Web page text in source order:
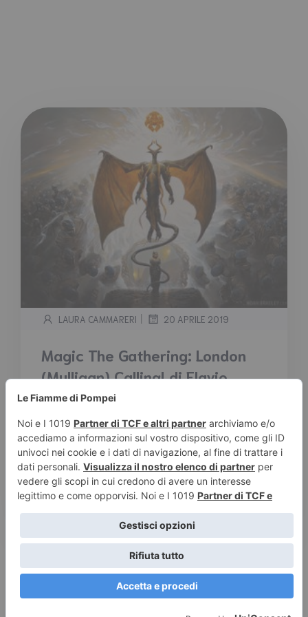
LAURA CAMMARERI | 20 APRILE 2019
Magic The Gathering: London
(Mulligan) Calling! di Flavio
Pisani
Tempo stimato di lettura:3 minuti
La Guerra della Scintilla e la sua lore
vicinissima ad una Royal Rumble degna della
WWE dei tempi d’oro sta attirando tutta
l’attenzione su di sé....
Leggi tutto
© 2026 Le Fiamme di Pompei – Recensioni di libri e articoli
Privacy e Cookies